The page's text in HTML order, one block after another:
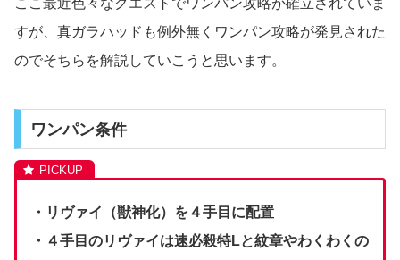
すが、真ガラハッドも例外無くワンパン攻略が発見された
のでそちらを解説していこうと思います。
ワンパン条件
・リヴァイ（獣神化）を４手目に配置
・４手目のリヴァイは速必殺特Lと紋章やわくわくの